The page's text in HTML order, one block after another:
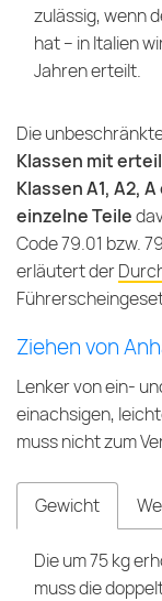
zulässig, wenn
hat – in Italien
Jahren erteilt.
Die
Klassen mit
Klassen A1, A2,
einzelne Teile
Code 79.01 bzw.
erläutert der
Ziehen von
Lenker von ein-
einachsigen,
muss nicht zum
Gewicht
Die um 75 kg
muss die